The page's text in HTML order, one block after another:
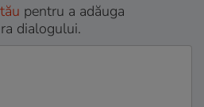
pentru a adăuga
dialogului.